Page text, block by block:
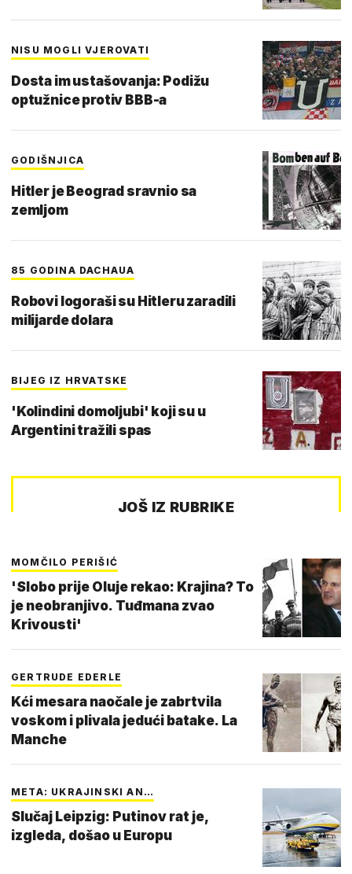
NISU MOGLI VJEROVATI
Dosta im ustašovanja: Podižu
optužnice protiv BBB-a
GODIŠNJICA
Hitler je Beograd sravnio sa
zemljom
85 GODINA DACHAUA
Robovi logoraši su Hitleru zaradili
milijarde dolara
BIJEG IZ HRVATSKE
'Kolindini domoljubi' koji su u
Argentini tražili spas
JOŠ IZ RUBRIKE
MOMČILO PERIŠIĆ
'Slobo prije Oluje rekao: Krajina? To
je neobranjivo. Tuđmana zvao
Krivousti'
GERTRUDE EDERLE
Kći mesara naočale je zabrtvila
voskom i plivala jedući batake. La
Manche
META: UKRAJINSKI AN…
Slučaj Leipzig: Putinov rat je,
izgleda, došao u Europu